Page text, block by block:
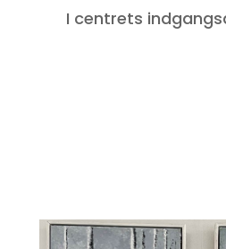
I centrets